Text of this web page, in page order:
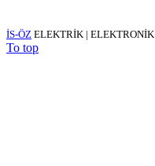
İS-ÖZ ELEKTRİK | ELEKTRONİK
To top